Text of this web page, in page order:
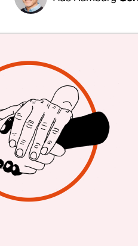
Mit einem
Hamburg an die
islamistischen
bedroht“, schreibt
Ende haben!“